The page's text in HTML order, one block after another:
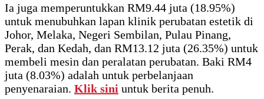
Ia juga memperuntukkan RM9.44 juta (18.95%)
untuk menubuhkan lapan klinik perubatan estetik di
Johor, Melaka, Negeri Sembilan, Pulau Pinang,
Perak, dan Kedah, dan RM13.12 juta (26.35%) untuk
membeli mesin dan peralatan perubatan. Baki RM4
juta (8.03%) adalah untuk perbelanjaan
penyenaraian. Klik sini untuk berita penuh.